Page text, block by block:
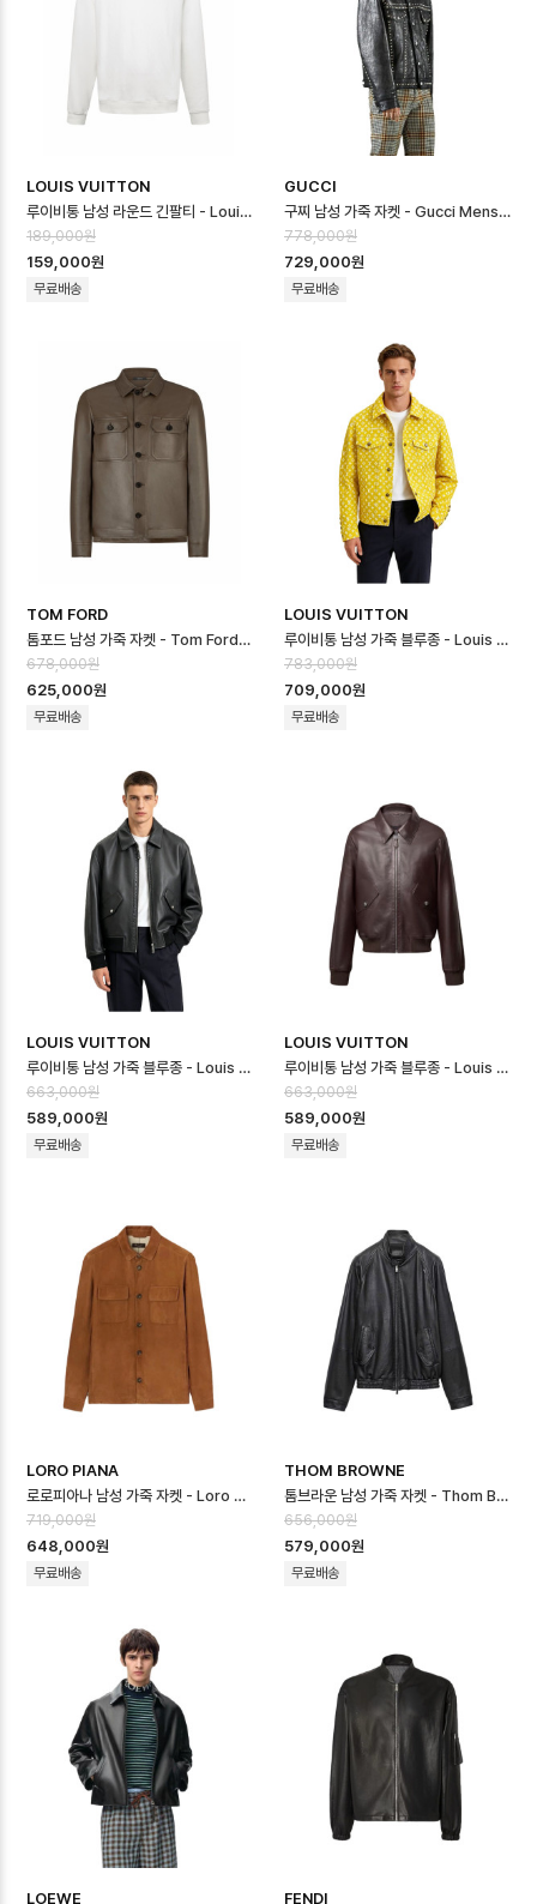
LOUIS VUITTON
루이비통 남성 라운드 긴팔티 - Louis vuitton Mens Round Tshirt …
189,000원
159,000원
무료배송
GUCCI
구찌 남성 가죽 자켓 - Gucci Mens Leather Jacket - guc16734…
778,000원
729,000원
무료배송
TOM FORD
톰포드 남성 가죽 자켓 - Tom Ford Mens Leather Jacket - toc1…
678,000원
625,000원
무료배송
LOUIS VUITTON
루이비통 남성 가죽 블루종 - Louis vuitton Mens Padded Leather…
783,000원
709,000원
무료배송
LOUIS VUITTON
루이비통 남성 가죽 블루종 - Louis vuitton Mens Padded Leather…
663,000원
589,000원
무료배송
LOUIS VUITTON
루이비통 남성 가죽 블루종 - Louis vuitton Mens Padded Leather…
663,000원
589,000원
무료배송
LORO PIANA
로로피아나 남성 가죽 자켓 - Loro Piana Mens Leather Jacket - …
719,000원
648,000원
무료배송
THOM BROWNE
톰브라운 남성 가죽 자켓 - Thom Browne Mens Leather Jacket - …
656,000원
579,000원
무료배송
LOEWE FENDI